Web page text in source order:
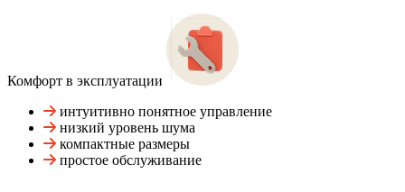
Комфорт в эксплуатации
интуитивно понятное управление
низкий уровень шума
компактные размеры
простое обслуживание